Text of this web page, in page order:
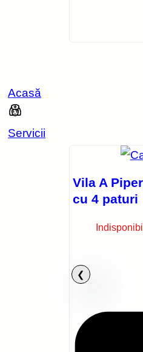
Vila A
cu 4 paturi
Indisponibil
Acasă
Servicii